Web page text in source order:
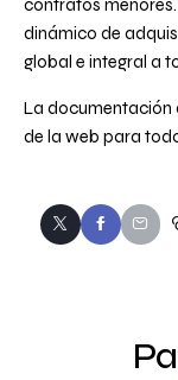
contratos
dinámico de
global e integral a
La documentación
de la web para